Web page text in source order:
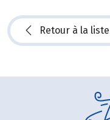
Retour à la liste